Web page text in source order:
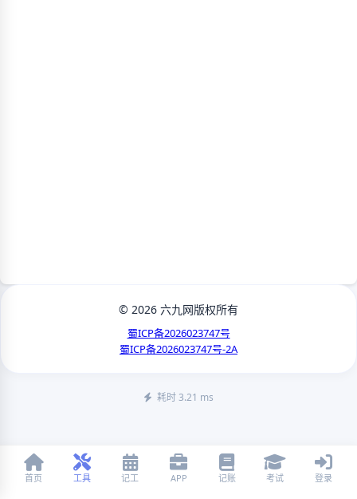
首页 工具 记工 APP 记账 考试 登录
© 2026 六九网版权所有
蜀ICP备2026023747号
蜀ICP备2026023747号-2A
耗时 3.21 ms